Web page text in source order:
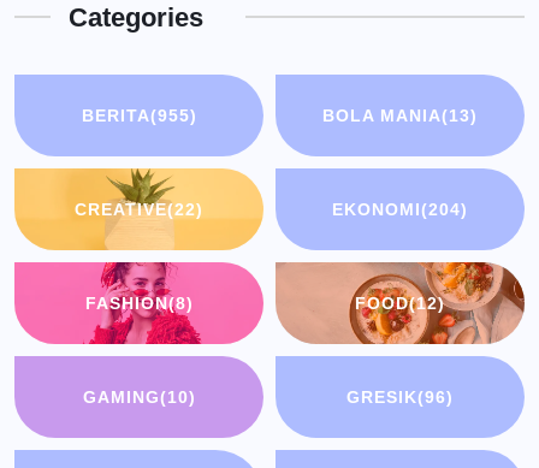
Categories
BERITA(955) BOLA MANIA(13)
CREATIVE(22) EKONOMI(204)
FASHION(8) FOOD(12)
GAMING(10) GRESIK(96)